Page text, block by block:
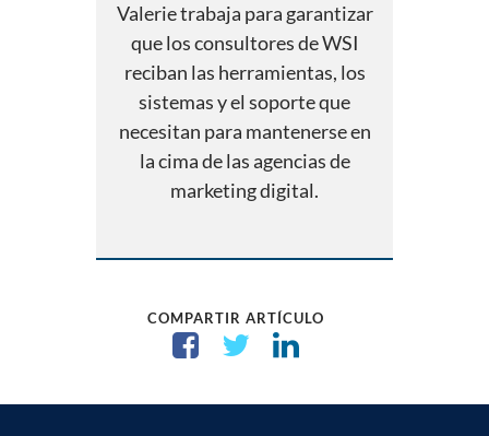
Valerie trabaja para garantizar
que los consultores de WSI
reciban las herramientas, los
sistemas y el soporte que
necesitan para mantenerse en
la cima de las agencias de
marketing digital.
COMPARTIR ARTÍCULO